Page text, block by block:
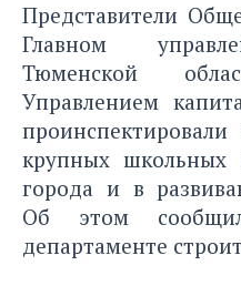
Представители
Главном
Тюменской
Управлением
крупных
города и в
Об этом
департаменте